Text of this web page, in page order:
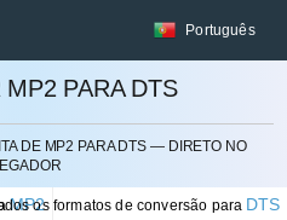
Português
PARA DTS
DE MP2 PARA DTS — DIRETO NO
MP2os formatos de conversão para DTS